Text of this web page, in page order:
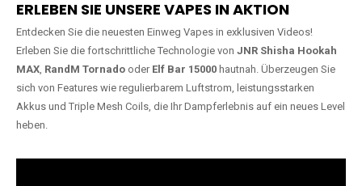
ERLEBEN SIE UNSERE VAPES IN AKTION
Entdecken Sie die neuesten Einweg Vapes in exklusiven Videos!
Erleben Sie die fortschrittliche Technologie von JNR Shisha Hookah
MAX, RandM Tornado oder Elf Bar 15000 hautnah. Überzeugen Sie
sich von Features wie regulierbarem Luftstrom, leistungsstarken
Akkus und Triple Mesh Coils, die Ihr Dampferlebnis auf ein neues Level
heben.